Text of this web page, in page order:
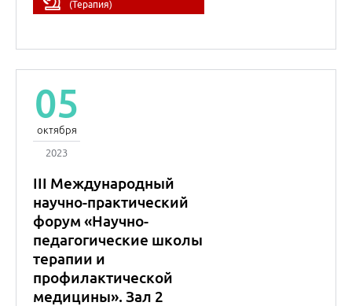
(Терапия)
05
октября
2023
III Международный
научно-практический
форум «Научно-
педагогические школы
терапии и
профилактической
медицины». Зал 2